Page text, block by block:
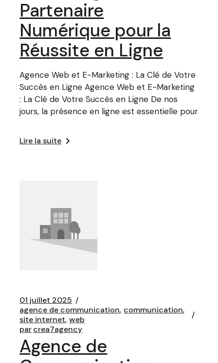
Partenaire
Numérique pour la
Réussite en Ligne
Agence Web et E-Marketing : La Clé de Votre
Succès en Ligne Agence Web et E-Marketing
: La Clé de Votre Succès en Ligne De nos
jours, la présence en ligne est essentielle pour
Lire la suite
01 juillet 2025
agence de communication communication
site internet web
parcrea7agency
Agence de